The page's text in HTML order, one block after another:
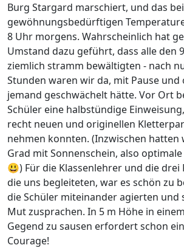
Burg Stargard marschiert, und das
gewöhnungsbedürftigen
8 Uhr morgens. Wahrscheinlich hat
Umstand dazu geführt, dass alle den
ziemlich stramm bewältigten - nach
Stunden waren wir da, mit Pause und
jemand geschwächelt hätte. Vor Ort
Schüler eine halbstündige
recht neuen und originellen
nehmen konnten. (Inzwischen hatten
Grad mit Sonnenschein, also
😃) Für die Klassenlehrer und die
die uns begleiteten, war es schön zu
die Schüler miteinander agierten und
Mut zusprachen. In 5 m Höhe in
Gegend zu sausen erfordert schon
Courage!